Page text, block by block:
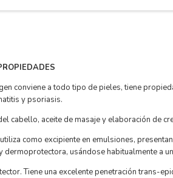
conviene a todo tipo de pieles, tiene
y psoriasis.
cabello, aceite de masaje y elaboración de
como excipiente en emulsiones,
dermoprotectora, usándose habitualmente a
Tiene una excelente penetración trans-